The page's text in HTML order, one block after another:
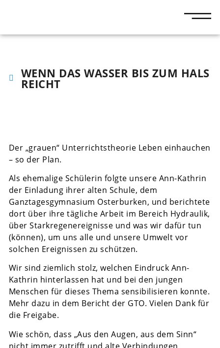
WENN DAS WASSER BIS ZUM HALS
REICHT
Der „grauen“ Unterrichtstheorie Leben einhauchen
– so der Plan.
Als ehemalige Schülerin folgte unsere Ann-Kathrin
der Einladung ihrer alten Schule, dem
Ganztagesgymnasium Osterburken, und berichtete
dort über ihre tägliche Arbeit im Bereich Hydraulik,
über Starkregenereignisse und was wir dafür tun
(können), um uns alle und unsere Umwelt vor
solchen Ereignissen zu schützen.
Wir sind ziemlich stolz, welchen Eindruck Ann-
Kathrin hinterlassen hat und bei den jungen
Menschen für dieses Thema sensibilisieren konnte.
Mehr dazu in dem Bericht der GTO. Vielen Dank für
die Freigabe.
Wie schön, dass „Aus den Augen, aus dem Sinn“